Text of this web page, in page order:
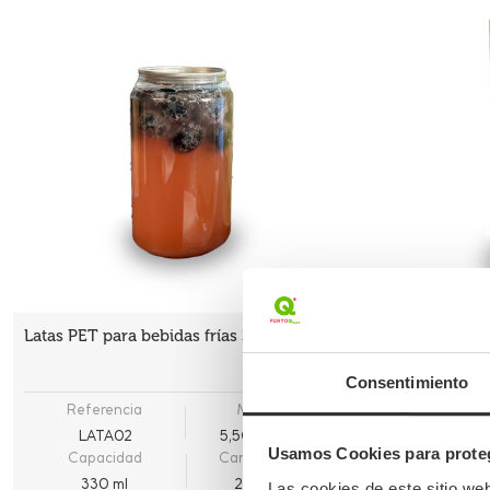
Consentimiento
Usamos Cookies para
Latas PET para bebidas frías 330 ml
Referencia
LATA02
Medidas
5,5Ø x 11,5 cm
Capacidad
330 ml
Cantidad mín.
200 UDS
500